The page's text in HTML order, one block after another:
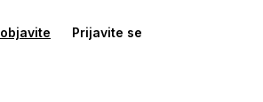
objavite Prijavite se